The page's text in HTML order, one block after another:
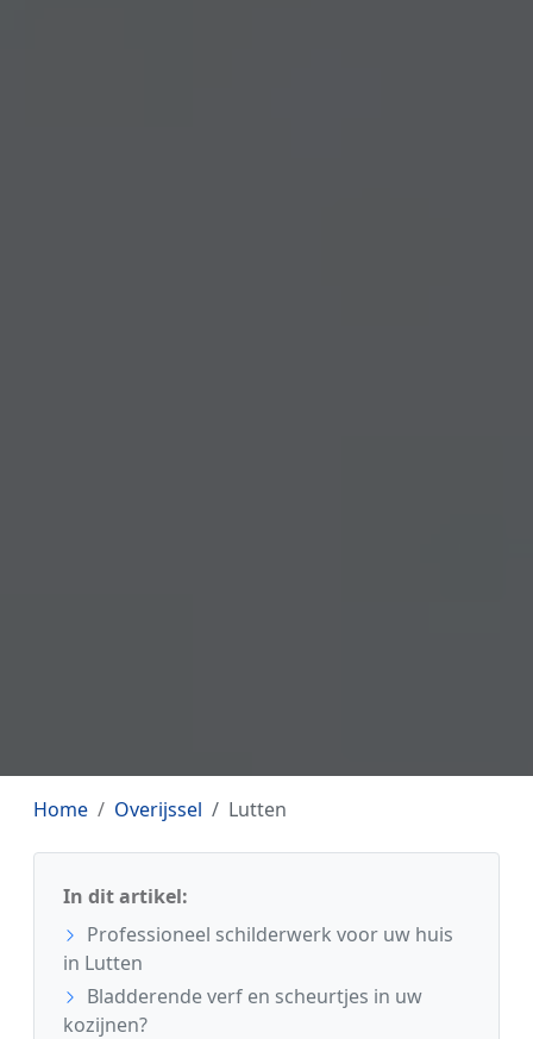
Home Overijssel Lutten
In dit artikel:
Professioneel schilderwerk voor uw huis
in Lutten
Bladderende verf en scheurtjes in uw
kozijnen?